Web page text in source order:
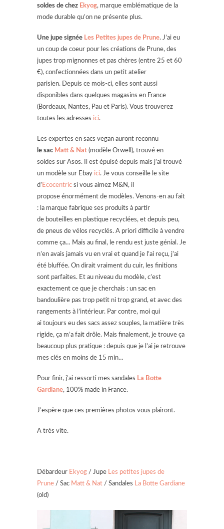
soldes de chez Ekyog, marque emblématique de la
mode durable qu’on ne présente plus.
Une jupe signée Les Petites jupes de Prune. J’ai eu
un coup de coeur pour les créations de Prune, des
jupes trop mignonnes et pas chères (entre 25 et 60
€), confectionnées dans un petit atelier
parisien. Depuis ce mois-ci, elles sont aussi
disponibles dans quelques magasins en France
(Bordeaux, Nantes, Pau et Paris). Vous trouverez
toutes les adresses ici.
Les expertes en sacs vegan auront reconnu
le sac Matt & Nat (modèle Orwell), trouvé en
soldes sur Asos. Il est épuisé depuis mais j’ai trouvé
un modèle sur Ebay ici. Je vous conseille le site
d’ Ecocentric si vous aimez M&N, il
propose énormément de modèles. Venons-en au fait
: la marque fabrique ses produits à partir
de bouteilles en plastique recyclées, et depuis peu,
de pneus de vélos recyclés. A priori difficile à vendre
comme ça… Mais au final, le rendu est juste génial. Je
n’en avais jamais vu en vrai et quand je l’ai reçu, j’ai
été bluffée. On dirait vraiment du cuir, les finitions
sont parfaites. Et au niveau du modèle, c’est
exactement ce que je cherchais : un sac en
bandoulière pas trop petit ni trop grand, et avec des
rangements à l’intérieur. Par contre, moi qui
ai toujours eu des sacs assez souples, la matière très
rigide, ça m’a fait drôle. Mais finalement, je trouve ça
beaucoup plus pratique : depuis que je l’ai je retrouve
mes clés en moins de 15 min…
Pour finir, j’ai ressorti mes sandales La Botte
Gardiane, 100% made in France.
J’espère que ces premières photos vous plairont.
A très vite.
Débardeur Ekyog / Jupe Les petites jupes de
Prune / Sac Matt & Nat / Sandales La Botte Gardiane
(old)